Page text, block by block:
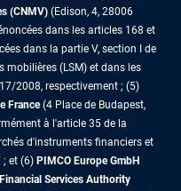
(CNMV) (Edison, 4, 28006
dans les articles 168 et
dans la partie V, section I de
mobilières (LSM) et dans les
2008, respectivement ; (5)
France(4 Place de Budapest,
à l'article 35 de la
d'instruments financiers et
; et (6) PIMCO Europe GmbH
Services Authority